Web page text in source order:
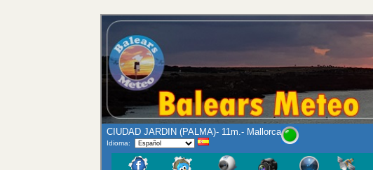
CIUDAD JARDIN (PALMA)- 11m.- Mallorca
Idioma: